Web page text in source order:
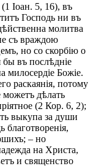
Іоан. 5, 16), въ
Господь ни въ
молитва
съ враждою
но со скорбію о
бы въ послѣдніе
Божіе.
раскаянія, потому
можетъ дѣлать
(2 Кор. 6, 2);
выкупа за души
– но
на Христа,
и священство